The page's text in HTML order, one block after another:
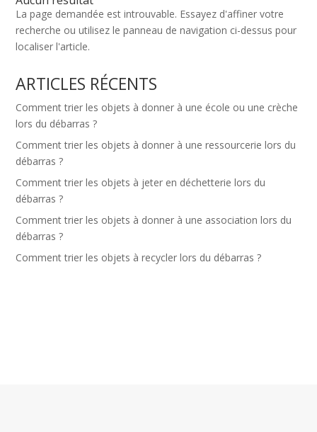
La page demandée est introuvable. Essayez d'affiner votre
recherche ou utilisez le panneau de navigation ci-dessus pour
localiser l'article.
ARTICLES RÉCENTS
Comment trier les objets à donner à une école ou une crèche
lors du débarras ?
Comment trier les objets à donner à une ressourcerie lors du
débarras ?
Comment trier les objets à jeter en déchetterie lors du
débarras ?
Comment trier les objets à donner à une association lors du
débarras ?
Comment trier les objets à recycler lors du débarras ?